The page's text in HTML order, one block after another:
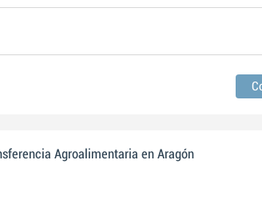
Agroalimentaria en Aragón